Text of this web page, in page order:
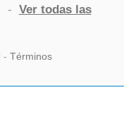
- Ver todas las
- Términos